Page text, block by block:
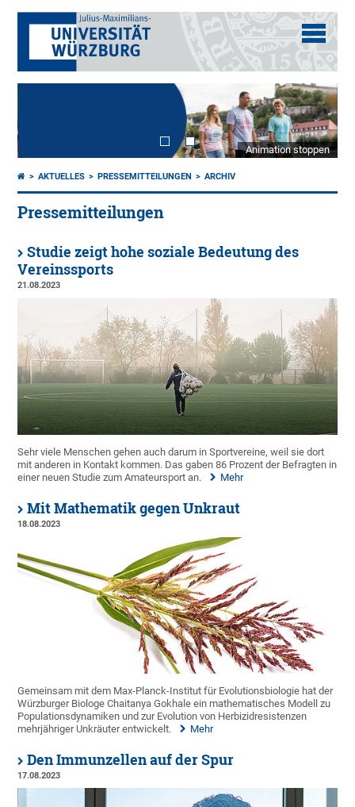
Animation stoppen
AKTUELLES PRESSEMITTEILUNGEN ARCHIV
Pressemitteilungen
Studie zeigt hohe soziale Bedeutung des
Vereinssports
21.08.2023
Sehr viele Menschen gehen auch darum in Sportvereine, weil sie dort
mit anderen in Kontakt kommen. Das gaben 86 Prozent der Befragten in
einer neuen Studie zum Amateursport an.
Mehr
Mit Mathematik gegen Unkraut
18.08.2023
Gemeinsam mit dem Max-Planck-Institut für Evolutionsbiologie hat der
Würzburger Biologe Chaitanya Gokhale ein mathematisches Modell zu
Populationsdynamiken und zur Evolution von Herbizidresistenzen
mehrjähriger Unkräuter entwickelt.
Mehr
Den Immunzellen auf der Spur
17.08.2023